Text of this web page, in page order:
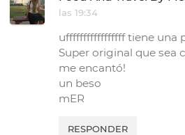
las 19:34
ufffffffffffffffff tiene una
Super original que sea
me encantó!
un beso
mER
RESPONDER